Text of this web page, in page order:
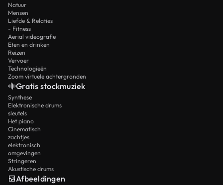
Natuur
Mensen
Liefde & Relaties
- Fitness
Aerial videografie
Eten en drinken
Reizen
Vervoer
Technologieën
Zoom virtuele achtergronden
Gratis stockmuziek
Synthese
Elektronische drums
sleutels
Het piano
Cinematisch
zachtjes
elektronisch
omgevingen
Stringeren
Akustische drums
Afbeeldingen